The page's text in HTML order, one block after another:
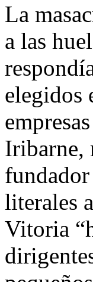
La
a las
elegidos
Iribarne,
literales
Vitoria